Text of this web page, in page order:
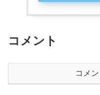
コメント
コメ